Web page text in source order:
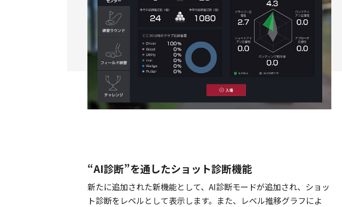
“AI診断”を通したショット診断機能
新たに追加された新機能として、AI診断モードが追加され、ショッ
ト診断をレベルとして表示します。また、レベル推移グラフによ